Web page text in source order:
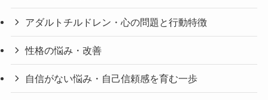
アダルトチルドレン・心の問題と行動特徴
性格の悩み・改善
自信がない悩み・自己信頼感を育む一歩